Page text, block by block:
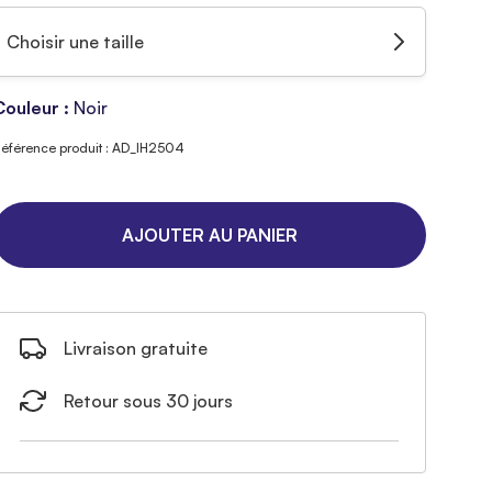
Choisir une taille
: Noir
produit : AD_IH2504
AJOUTER AU PANIER
Livraison gratuite
Retour sous 30 jours